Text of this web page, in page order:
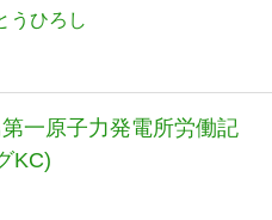
うひろし
一原子力発電所労働記
KC)